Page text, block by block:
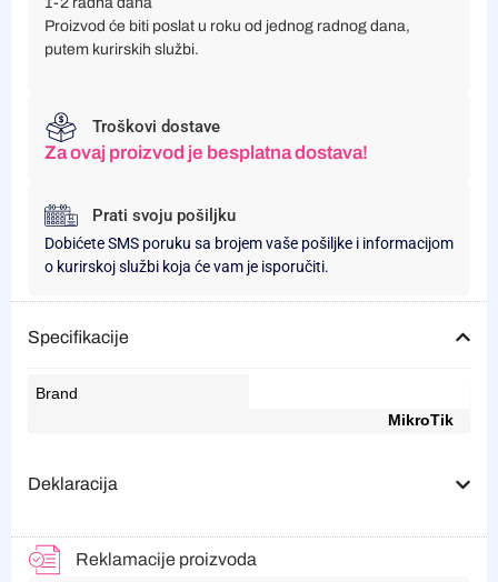
Proizvod će biti poslat u roku od jednog radnog dana,
putem kurirskih službi.
Troškovi dostave
Za ovaj proizvod je besplatna dostava!
Prati svoju pošiljku
Dobićete SMS poruku sa brojem vaše pošiljke i informacijom
o kurirskoj službi koja će vam je isporučiti.
Specifikacije
Brand
MikroTik
Deklaracija
Reklamacije proizvoda